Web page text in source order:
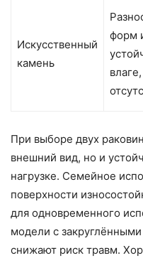
Искусственный
камень
форм
влаге,
При выборе двух
внешний вид, но и
нагрузке. Семейное
поверхности
для одновременного
модели с
снижают риск травм.